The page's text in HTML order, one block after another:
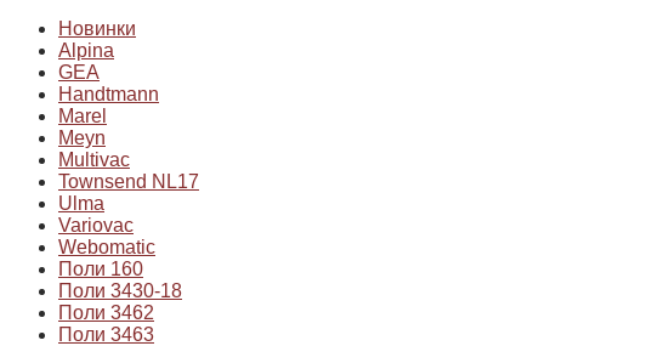
Новинки
Alpina
GEA
Handtmann
Marel
Meyn
Multivac
Townsend NL17
Ulma
Variovac
Webomatic
Поли 160
Поли 3430-18
Поли 3462
Поли 3463